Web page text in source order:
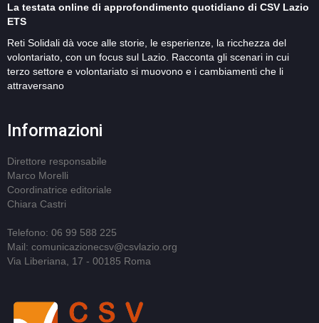
La testata online di approfondimento quotidiano di CSV Lazio
ETS
Reti Solidali dà voce alle storie, le esperienze, la ricchezza del
volontariato, con un focus sul Lazio. Racconta gli scenari in cui
terzo settore e volontariato si muovono e i cambiamenti che li
attraversano
Informazioni
Direttore responsabile
Marco Morelli
Coordinatrice editoriale
Chiara Castri
Telefono: 06 99 588 225
Mail: comunicazionecsv@csvlazio.org
Via Liberiana, 17 - 00185 Roma